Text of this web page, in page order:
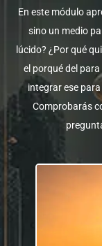
En este módulo
sino un medio
lúcido? ¿Por qué
el porqué del
integrar ese
Comprobarás